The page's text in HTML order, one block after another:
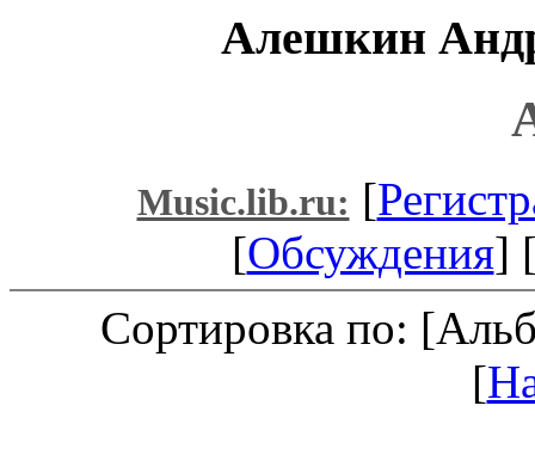
Алешкин
Music.lib.ru: [
[Обсуждения]
Сортировка по:
[